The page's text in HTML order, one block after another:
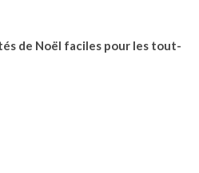
de Noël faciles pour les tout-